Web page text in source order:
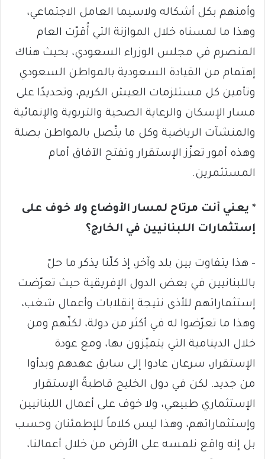
وأمنهم بكل أشكاله ولاسيما العامل الاجتماعي،
وهذا ما لمسناه خلال الموازنة التي أُقرّت العام
المنصرم في مجلس الوزراء السعودي، بحيث هناك
إهتمام من القيادة السعودية بالمواطن السعودي
وتأمين كل مستلزمات العيش الكريم، وتحديدًا على
مسار الإسكان والرعاية الصحية والتربوية والإنمائية
والمنشآت الرياضية وكل ما يتّصل بالمواطن بصلة
وهذه أمور تعزّز الإستقرار وتفتح الآفاق أمام
المستثمرين.
* يعني أنت مرتاح لمسار الأوضاع ولا خوف على
إستثمارات اللبنانيين في الخارج؟
– هذا يتفاوت بين بلد وآخر، إذ كلّنا يذكر ما حلّ
باللبنانيين في بعض الدول الإفريقية حيث تعرّضت
إستثماراتهم للأذى نتيجة إنقلابات وأعمال شغب،
وهذا ما تعرّضوا له في أكثر من دولة، لكنّهم ومن
خلال الدينامية التي يتميّزون بها، ومع عودة
الإستقرار، سرعان عادوا إلى سابق عهدهم وبدأوا
من جديد. لكن في دول الخليج قاطبةً الإستقرار
الإستثماري طبيعي، ولا خوف على أعمال اللبنانيين
وإستثماراتهم، وهذا ليس كلاماً للإطمئنان وحسب
بل إنه واقع نلمسه على الأرض من خلال أعمالنا،